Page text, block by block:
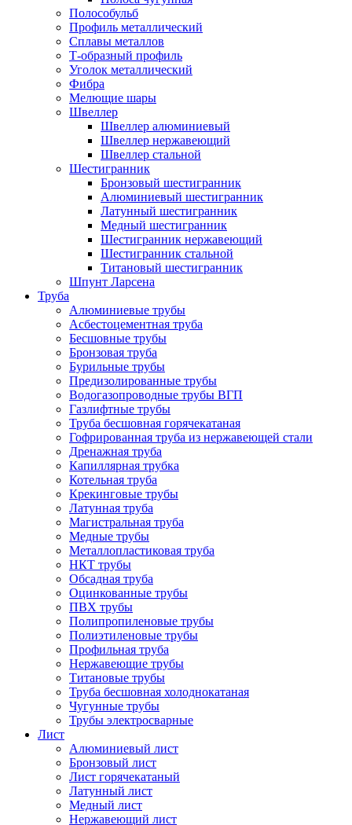
Полособульб
Профиль металлический
Сплавы металлов
Т-образный профиль
Уголок металлический
Фибра
Мелющие шары
Швеллер
Швеллер алюминиевый
Швеллер нержавеющий
Швеллер стальной
Шестигранник
Бронзовый шестигранник
Алюминиевый шестигранник
Латунный шестигранник
Медный шестигранник
Шестигранник нержавеющий
Шестигранник стальной
Титановый шестигранник
Шпунт Ларсена
Труба
Алюминиевые трубы
Асбестоцементная труба
Бесшовные трубы
Бронзовая труба
Бурильные трубы
Предизолированные трубы
Водогазопроводные трубы ВГП
Газлифтные трубы
Труба бесшовная горячекатаная
Гофрированная труба из нержавеющей стали
Дренажная труба
Капиллярная трубка
Котельная труба
Крекинговые трубы
Латунная труба
Магистральная труба
Медные трубы
Металлопластиковая труба
НКТ трубы
Обсадная труба
Оцинкованные трубы
ПВХ трубы
Полипропиленовые трубы
Полиэтиленовые трубы
Профильная труба
Нержавеющие трубы
Титановые трубы
Труба бесшовная холоднокатаная
Чугунные трубы
Трубы электросварные
Лист
Алюминиевый лист
Бронзовый лист
Лист горячекатаный
Латунный лист
Медный лист
Нержавеющий лист